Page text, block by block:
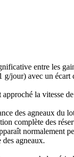
entre les
g/jour) avec un écart
la vitesse
des agneaux du
complète des
normalement
agneaux.